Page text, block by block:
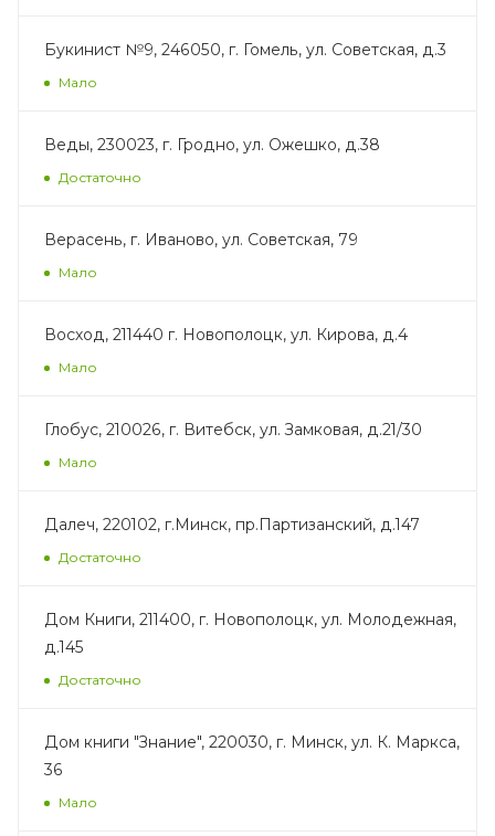
Букинист №9, 246050, г. Гомель, ул. Советская, д.3
Мало
Веды, 230023, г. Гродно, ул. Ожешко, д.38
Достаточно
Верасень, г. Иваново, ул. Советская, 79
Мало
Восход, 211440 г. Новополоцк, ул. Кирова, д.4
Мало
Глобус, 210026, г. Витебск, ул. Замковая, д.21/30
Мало
Далеч, 220102, г.Минск, пр.Партизанский, д.147
Достаточно
Дом Книги, 211400, г. Новополоцк, ул. Молодежная,
д.145
Достаточно
Дом книги "Знание", 220030, г. Минск, ул. К. Маркса,
36
Мало